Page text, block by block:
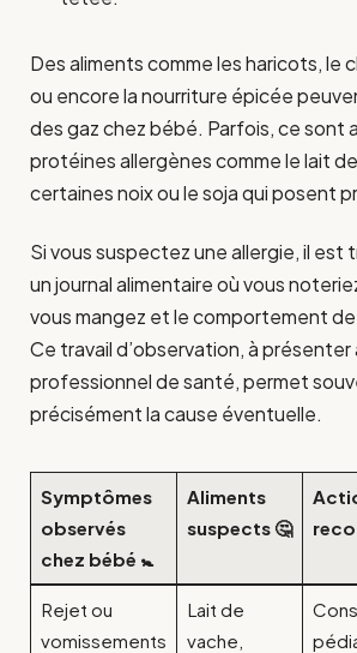
Des aliments comme les haricots, le
ou encore la nourriture épicée
des gaz chez bébé. Parfois, ce sont
protéines allergènes comme le lait
certaines noix ou le soja qui posent
Si vous suspectez une allergie, il est
un journal alimentaire où vous
vous mangez et le comportement
Ce travail d’observation, à présenter
professionnel de santé, permet
précisément la cause éventuelle.
Symptômes
observés
chez bébé 🚼
Aliments
suspects 🤔
Rejet ou
vomissements
Lait de
vache,